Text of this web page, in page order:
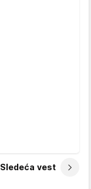
Sledeća vest